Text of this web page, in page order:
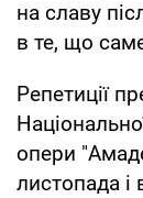
на славу
в те, що
Репетиції
опери
листопада